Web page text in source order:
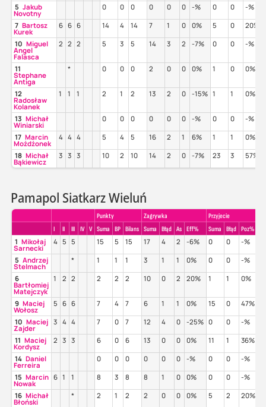
5 Jakub
Novotny
0 0 0 0 0 0 -% 0 0 -%
7 Bartosz
Kurek
6 6 6 14 4 14 7 1 0 0% 5 0 20%
10 Miguel
Angel
Falasca
2 2 2 5 3 5 14 3 2 -7% 0 0 -%
11
Stephane
Antiga
* 0 0 0 2 0 0 0% 1 0 0%
12
Radosław
Kolanek
1 1 1 2 1 2 13 2 0 -15% 1 1 0%
13 Michał
Winiarski
0 0 0 0 0 0 -% 0 0 -%
17 Marcin
Możdżonek
4 4 4 5 4 5 16 2 1 6% 1 1 0%
18 Michał
Bąkiewicz
3 3 3 10 2 10 14 2 0 -7% 23 3 57%
Pamapol Siatkarz Wieluń
Punkty Zagrywka
Przyjecie
I
II III IV V Suma BP Bilans Suma Błąd As Eff% Suma Błąd Poz%
1 Mikołaj
Sarnecki
4 5 5 15 5 15 17 4 2 -6% 0 0 -%
5 Andrzej
Stelmach
* 1 1 1 3 1 1 0% 0 0 -%
6
Bartłomiej
Matejczyk
1 2 2 2 2 2 10 0 2 20% 1 1 0%
9 Maciej
Wołosz
5 6 6 7 4 7 6 1 1 0% 15 0 47%
10 Maciej
Zajder
3 4 4 7 0 7 12 4 0 -25% 0 0 -%
11 Maciej
Kordysz
2 3 3 6 0 6 13 0 0 0% 11 1 36%
14 Daniel
Ferreira
0 0 0 0 0 0 -% 0 0 -%
15 Marcin
Nowak
6 1 1 8 3 8 8 1 0 0% 0 0 -%
16 Michał
Błoński
* 2 1 2 2 0 0 0% 5 2 20%